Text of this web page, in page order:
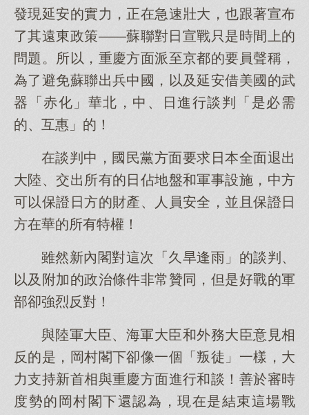
發現延安的實力，正在急速壯大，也跟著宣布
了其遠東政策——蘇聯對日宣戰只是時間上的
問題。所以，重慶方面派至京都的要員聲稱，
為了避免蘇聯出兵中國，以及延安借美國的武
器「赤化」華北，中、日進行談判「是必需
的、互惠」的！
在談判中，國民黨方面要求日本全面退出
大陸、交出所有的日佔地盤和軍事設施，中方
可以保證日方的財產、人員安全，並且保證日
方在華的所有特權！
雖然新內閣對這次「久旱逢雨」的談判、
以及附加的政治條件非常贊同，但是好戰的軍
部卻強烈反對！
與陸軍大臣、海軍大臣和外務大臣意見相
反的是，岡村閣下卻像一個「叛徒」一樣，大
力支持新首相與重慶方面進行和談！善於審時
度勢的岡村閣下還認為，現在是結束這場戰